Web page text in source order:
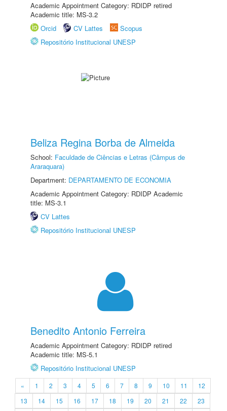
Academic Appointment Category: RDIDP retired
Academic title: MS-3.2
Orcid
CV Lattes
Scopus
Repositório Institucional UNESP
Beliza Regina Borba de Almeida
School: Faculdade de Ciências e Letras (Câmpus de
Araraquara)
Department: DEPARTAMENTO DE ECONOMIA
Academic Appointment Category: RDIDP Academic
title: MS-3.1
CV Lattes
Repositório Institucional UNESP
Benedito Antonio Ferreira
Academic Appointment Category: RDIDP retired
Academic title: MS-5.1
Repositório Institucional UNESP
« 1 2 3 4 5 6 7 8 9 10 11
12
13
14 15 16 17 18 19 20 21 22
23